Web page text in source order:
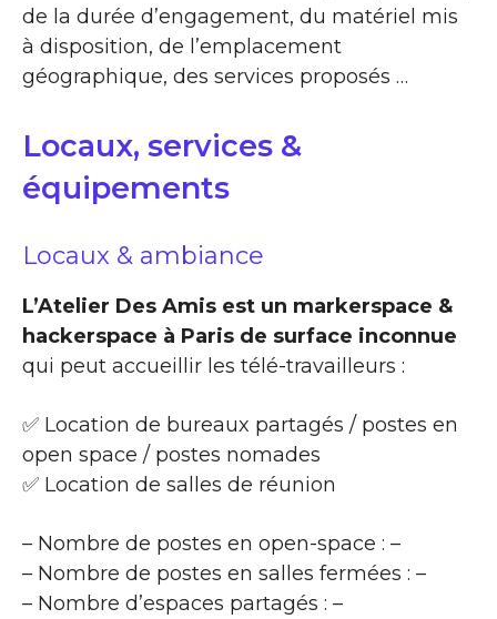
de la durée d’engagement, du matériel mis
à disposition, de l’emplacement
géographique, des services proposés …
Locaux, services &
équipements
Locaux & ambiance
L’Atelier Des Amis est un markerspace &
hackerspace à Paris de surface inconnue
qui peut accueillir les télé-travailleurs :
✅ Location de bureaux partagés / postes en
open space / postes nomades
✅ Location de salles de réunion
– Nombre de postes en open-space : –
– Nombre de postes en salles fermées : –
– Nombre d’espaces partagés : –